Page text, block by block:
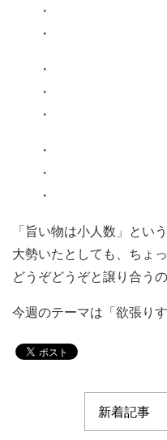
・
・
・
・
・
・
・
・
「旨い物は小人数」とい
大勢いたとしても、ちょ
どうぞどうぞと譲り合う
今週のテーマは「欲張り